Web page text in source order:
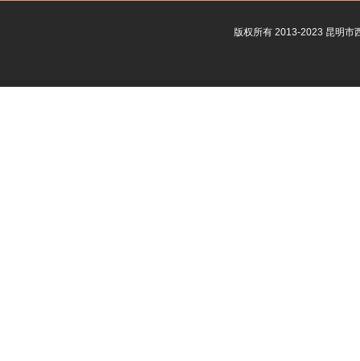
版权所有 2013-2023 昆明市